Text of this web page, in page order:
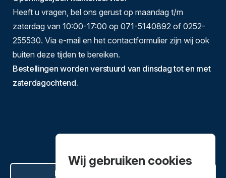
Heeft u vragen, bel ons gerust op maandag t/m
zaterdag van 10:00-17:00 op 071-5140892 of 0252-
255530. Via e-mail en het contactformulier zijn wij ook
buiten deze tijden te bereiken.
Bestellingen worden verstuurd van dinsdag tot en met
zaterdagochtend.
Hier de overeenkomst ontbinden
Wij gebruiken cookies